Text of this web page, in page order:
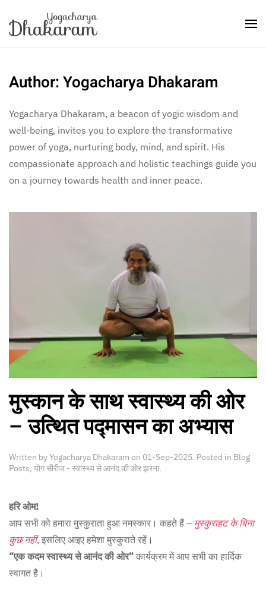
Skip to main content
Author:Yogacharya Dhakaram
Yogacharya Dhakaram, a beacon of yogic wisdom and
well-being, invites you to explore the transformative
power of yoga, nurturing body, mind, and spirit. His
compassionate approach and holistic teachings guide you
on a journey towards health and inner peace.
मुस्कान के साथ स्वास्थ्य की ओर
– उत्थित पद्मासन का अभ्यास
Written byYogacharya Dhakaram on 01-Sep-2025. Posted in Blog
Posts, योग सीरीज - स्वास्थ्य से आनंद की ओर झरना.
हरि ओम!
आप सभी को हमारा मुस्कुराता हुआ नमस्कार। कहते हैं – मुस्कुराहट के बिना
कुछ नहीं, इसलिए आइए हमेशा मुस्कुराते रहें।
“एक कदम स्वास्थ्य से आनंद की ओर” कार्यक्रम में आप सभी का हार्दिक
स्वागत है।